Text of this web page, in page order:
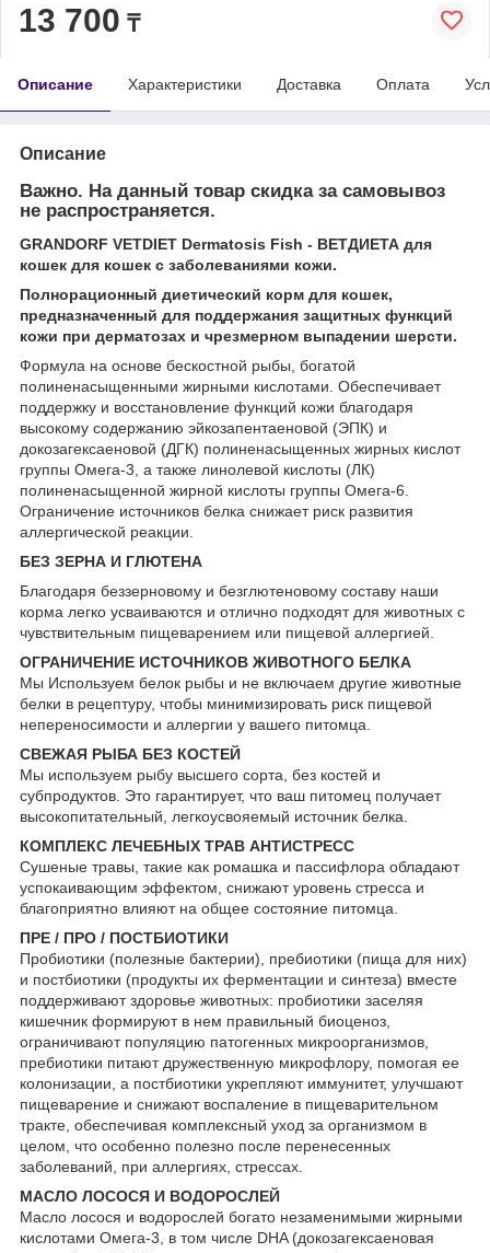
13 700 ₸
Описание Характеристики Доставка Оплата
Описание
Важно. На данный товар скидка за самовывоз
не распространяется.
GRANDORF VETDIET Dermatosis Fish - ВЕТДИЕТА для
кошек для кошек с заболеваниями кожи.
Полнорационный диетический корм для кошек,
предназначенный для поддержания защитных функций
кожи при дерматозах и чрезмерном выпадении шерсти.
Формула на основе бескостной рыбы, богатой
полиненасыщенными жирными кислотами. Обеспечивает
поддержку и восстановление функций кожи благодаря
высокому содержанию эйкозапентаеновой (ЭПК) и
докозагексаеновой (ДГК) полиненасыщенных жирных кислот
группы Омега-3, а также линолевой кислоты (ЛК)
полиненасыщенной жирной кислоты группы Омега-6.
Ограничение источников белка снижает риск развития
аллергической реакции.
БЕЗ ЗЕРНА И ГЛЮТЕНА
Благодаря беззерновому и безглютеновому составу наши
корма легко усваиваются и отлично подходят для животных с
чувствительным пищеварением или пищевой аллергией.
ОГРАНИЧЕНИЕ ИСТОЧНИКОВ ЖИВОТНОГО БЕЛКА
Мы Используем белок рыбы и не включаем другие животные
белки в рецептуру, чтобы минимизировать риск пищевой
непереносимости и аллергии у вашего питомца.
СВЕЖАЯ РЫБА БЕЗ КОСТЕЙ
Мы используем рыбу высшего сорта, без костей и
субпродуктов. Это гарантирует, что ваш питомец получает
высокопитательный, легкоусвояемый источник белка.
КОМПЛЕКС ЛЕЧЕБНЫХ ТРАВ АНТИСТРЕСС
Сушеные травы, такие как ромашка и пассифлора обладают
успокаивающим эффектом, снижают уровень стресса и
благоприятно влияют на общее состояние питомца.
ПРЕ / ПРО / ПОСТБИОТИКИ
Пробиотики (полезные бактерии), пребиотики (пища для них)
и постбиотики (продукты их ферментации и синтеза) вместе
поддерживают здоровье животных: пробиотики заселяя
кишечник формируют в нем правильный биоценоз,
ограничивают популяцию патогенных микроорганизмов,
пребиотики питают дружественную микрофлору, помогая ее
колонизации, а постбиотики укрепляют иммунитет, улучшают
пищеварение и снижают воспаление в пищеварительном
тракте, обеспечивая комплексный уход за организмом в
целом, что особенно полезно после перенесенных
заболеваний, при аллергиях, стрессах.
МАСЛО ЛОСОСЯ И ВОДОРОСЛЕЙ
Масло лосося и водорослей богато незаменимыми жирными
кислотами Омега-3, в том числе DHA (докозагексаеновая